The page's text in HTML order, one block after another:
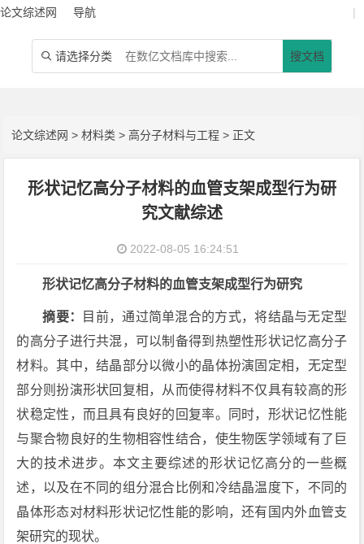
论文综述网 导航 |
 请选择分类 搜文档
论文综述网 >材料类 >高分子材料与工程 > 正文
形状记忆高分子材料的血管支架成型行为研
究文献综述
2022-08-05 16:24:51
形状记忆高分子材料的血管支架成型行为研究
摘要：
目前，通过简单混合的方式，将结晶与无定型
的高分子进行共混，可以制备得到热塑性形状记忆高分子
材料。其中，结晶部分以微小的晶体扮演固定相，无定型
部分则扮演形状回复相，从而使得材料不仅具有较高的形
状稳定性，而且具有良好的回复率。同时，形状记忆性能
与聚合物良好的生物相容性结合，使生物医学领域有了巨
大的技术进步。本文主要综述的形状记忆高分的一些概
述，以及在不同的组分混合比例和冷结晶温度下，不同的
晶体形态对材料形状记忆性能的影响，还有国内外血管支
架研究的现状。